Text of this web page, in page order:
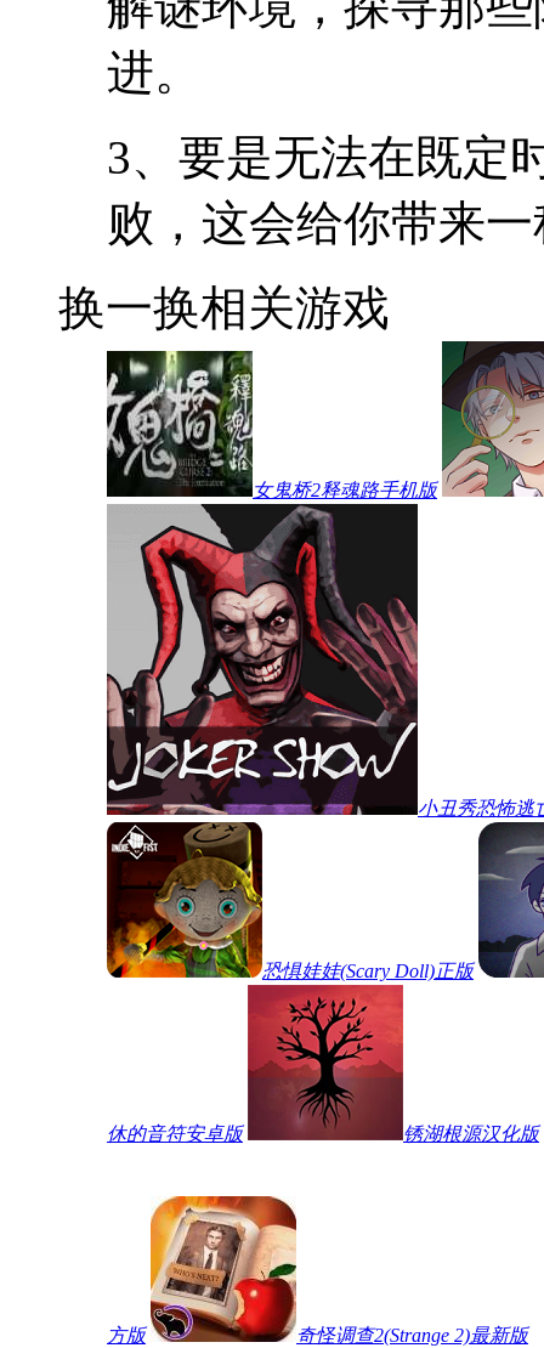
进。
3、要是无法在既定
败，这会给你带来
换一换相关游戏
女鬼桥2释魂路手机版
小丑秀恐怖逃
恐惧娃娃(Scary Doll)正版
休的音符安卓版 锈湖根源汉化版
方版 奇怪调查2(Strange 2)最新版